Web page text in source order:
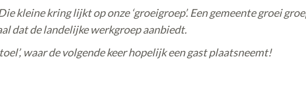
kleine kring lijkt op onze ‘groeigroep’. Een gemeente groei
dat de landelijke werkgroep aanbiedt.
waar de volgende keer hopelijk een gast plaatsneemt!